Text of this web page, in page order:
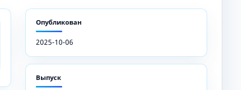
Опубликован
2025-10-06
Выпуск